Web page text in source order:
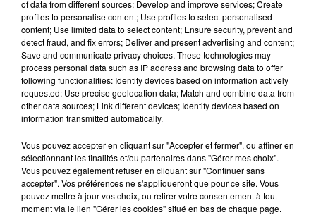
répliques, dont celle du bateau d’Oseberg, l’un des fameux
héros vikings. On retrouve aussi dans cette exposition
d’autres nombreux objets pour apporter une explication sur
la vision qu’avait ce peuple de ses héros ; vision qui est mise
en confrontation avec la nôtre.
Héros Vikings
Musée archéologique de Guiry-en-Vexin (95295)
Jusqu’au 29 décembre 2024
Gratuit
of data from different sources; Develop and improve services; Create
profiles to personalise content; Use profiles to select personalised
content; Use limited data to select content; Ensure security, prevent and
detect fraud, and fix errors; Deliver and present advertising and content;
Save and communicate privacy choices. These technologies may
process personal data such as IP address and browsing data to offer
following functionalities: Identify devices based on information actively
requested; Use precise geolocation data; Match and combine data from
other data sources; Link different devices; Identify devices based on
information transmitted automatically.
Vous pouvez accepter en cliquant sur "Accepter et fermer", ou affiner en
sélectionnant les finalités et/ou partenaires dans "Gérer mes choix".
Vous pouvez également refuser en cliquant sur "Continuer sans
accepter". Vos préférences ne s'appliqueront que pour ce site. Vous
pouvez mettre à jour vos choix, ou retirer votre consentement à tout
moment via le lien "Gérer les cookies" situé en bas de chaque page.